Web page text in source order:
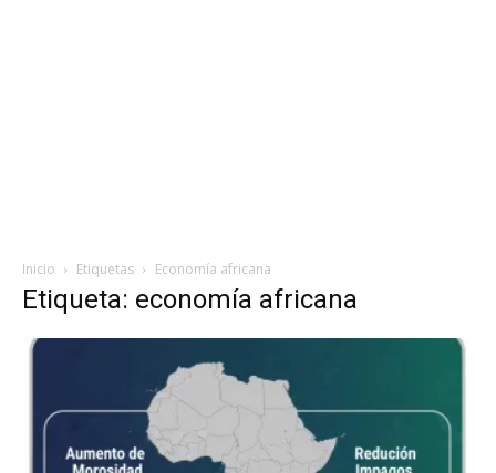
Inicio Etiquetas Economía africana
Etiqueta: economía africana